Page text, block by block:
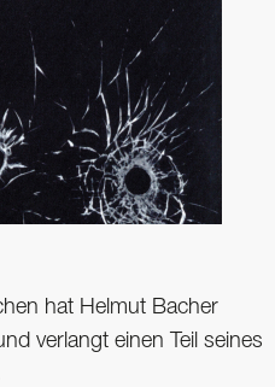
hat Helmut Bacher
verlangt einen Teil seines